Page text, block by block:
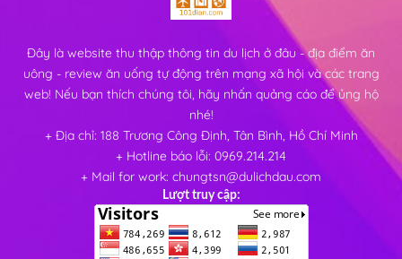
Đây là website thu thập thông tin du lịch ở đâu - địa điểm ăn
uông - review ăn uống tự động trên mạng xã hội và các trang
web! Nếu bạn thích chúng tôi, hãy nhấn quảng cáo để ủng hộ
nhé!
+ Địa chỉ: 188 Trương Công Định, Tân Bình, Hồ Chí Minh
+ Hotline báo lỗi: 0969.214.214
+ Mail for work: chungtsn@dulichdau.com
Lượt truy cập: